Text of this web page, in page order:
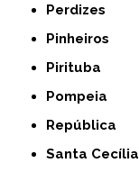
Perdizes
Pinheiros
Pirituba
Pompeia
República
Santa Cecília